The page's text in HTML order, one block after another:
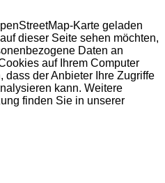
Karte geladen
dieser Seite sehen möchten,
Daten an
auf Ihrem Computer
dass der Anbieter Ihre Zugriffe
kann. Weitere
finden Sie in unserer